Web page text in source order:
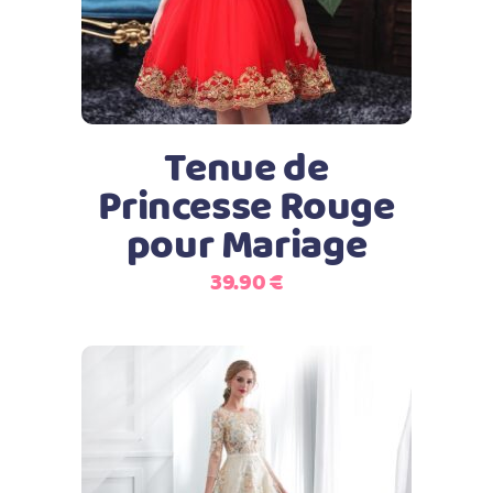
plusieurs
Les
options
choisies
sur
la
Tenue de
Princesse Rouge
pour Mariage
39.90€